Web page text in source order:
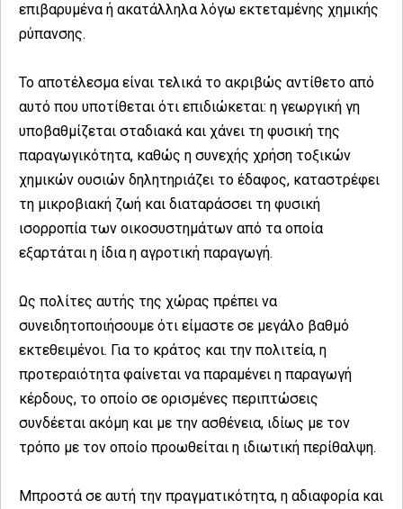
επιβαρυμένα ή ακατάλληλα λόγω εκτεταμένης χημικής
ρύπανσης.
Το αποτέλεσμα είναι τελικά το ακριβώς αντίθετο από
αυτό που υποτίθεται ότι επιδιώκεται: η γεωργική γη
υποβαθμίζεται σταδιακά και χάνει τη φυσική της
παραγωγικότητα, καθώς η συνεχής χρήση τοξικών
χημικών ουσιών δηλητηριάζει το έδαφος, καταστρέφει
τη μικροβιακή ζωή και διαταράσσει τη φυσική
ισορροπία των οικοσυστημάτων από τα οποία
εξαρτάται η ίδια η αγροτική παραγωγή.
Ως πολίτες αυτής της χώρας πρέπει να
συνειδητοποιήσουμε ότι είμαστε σε μεγάλο βαθμό
εκτεθειμένοι. Για το κράτος και την πολιτεία, η
προτεραιότητα φαίνεται να παραμένει η παραγωγή
κέρδους, το οποίο σε ορισμένες περιπτώσεις
συνδέεται ακόμη και με την ασθένεια, ιδίως με τον
τρόπο με τον οποίο προωθείται η ιδιωτική περίθαλψη.
Μπροστά σε αυτή την πραγματικότητα, η αδιαφορία και